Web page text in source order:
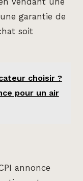
garantie de
soit
choisir ?
pour un air
annonce